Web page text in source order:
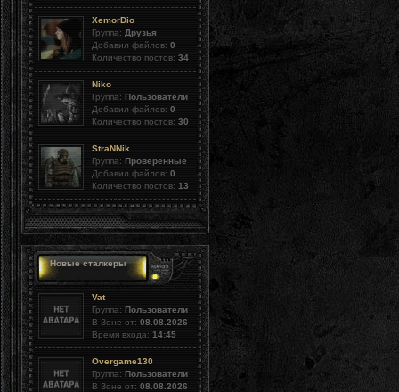
XemorDio
Группа: Друзья
Добавил файлов: 0
Количество постов: 34
Niko
Группа: Пользователи
Добавил файлов: 0
Количество постов: 30
StraNNik
Группа: Проверенные
Добавил файлов: 0
Количество постов: 13
Новые сталкеры
Vat
Группа: Пользователи
В Зоне от: 08.08.2026
Время входа: 14:45
Overgame130
Группа: Пользователи
В Зоне от: 08.08.2026